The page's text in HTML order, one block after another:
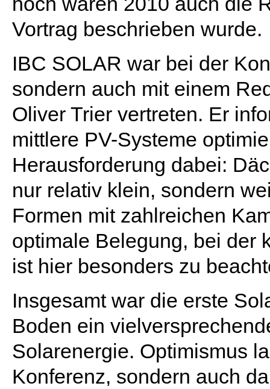
Vortrag beschrieben wurde.
IBC SOLAR war bei der
sondern auch mit einem
Oliver Trier vertreten. Er
mittlere PV-Systeme
Herausforderung dabei:
nur relativ klein, sondern
Formen mit zahlreichen
optimale Belegung, bei der
ist hier besonders zu
Insgesamt war die erste
Boden ein
Solarenergie. Optimismus
Konferenz, sondern auch